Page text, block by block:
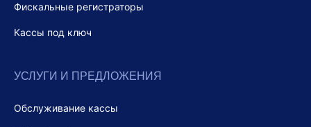
Фискальные регистраторы
Кассы под ключ
УСЛУГИ И ПРЕДЛОЖЕНИЯ
Обслуживание кассы